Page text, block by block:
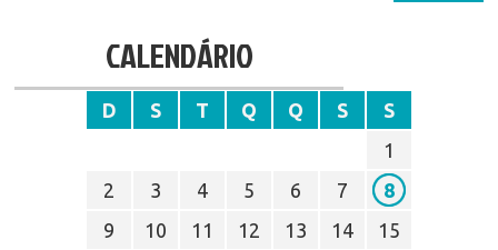
CALENDÁRIO
D S T Q Q S
S
1
2
3 4 5 6 7
8
9
10 11 12 13 14
15